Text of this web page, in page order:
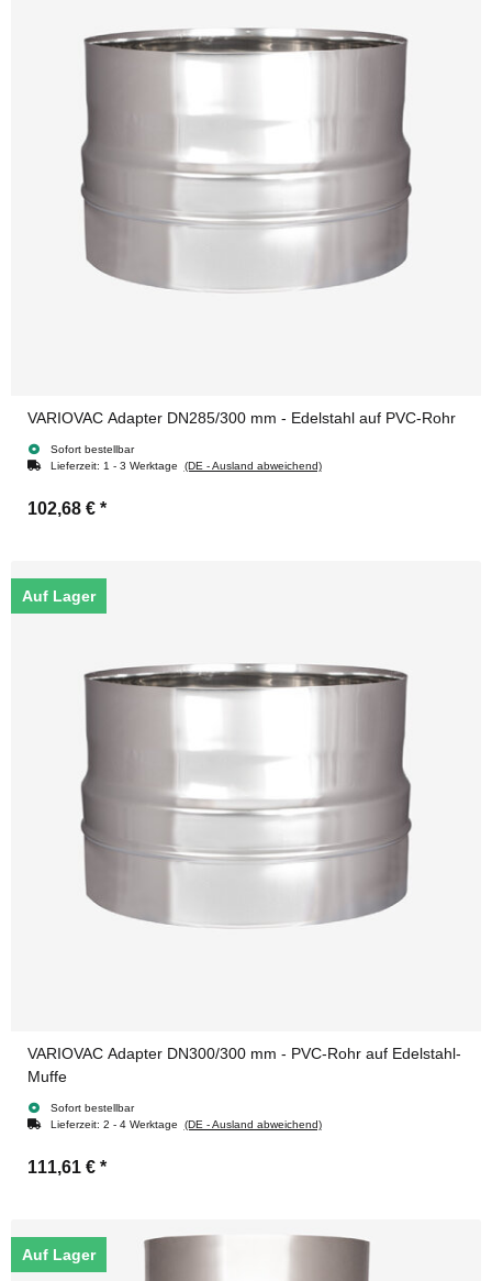
VARIOVAC Adapter DN285/300 mm - Edelstahl auf PVC-Rohr
Sofort bestellbar
Lieferzeit: 1 - 3 Werktage (DE - Ausland abweichend)
102,68 € *
Auf Lager
VARIOVAC Adapter DN300/300 mm - PVC-Rohr auf Edelstahl-
Muffe
Sofort bestellbar
Lieferzeit: 2 - 4 Werktage (DE - Ausland abweichend)
111,61 € *
Auf Lager